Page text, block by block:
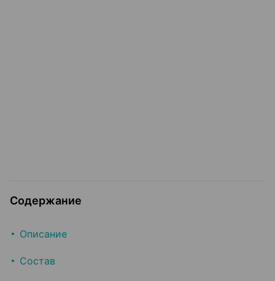
Содержание
Описание
Состав